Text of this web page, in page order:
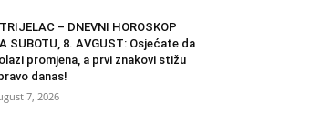
– DNEVNI HOROSKOP
SUBOTU, 8. AVGUST: Osjećate da
promjena, a prvi znakovi stižu
danas!
7, 2026